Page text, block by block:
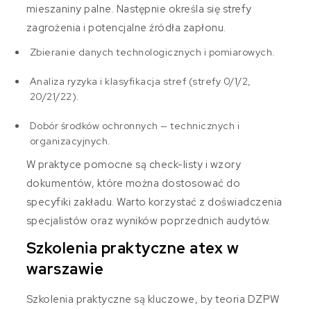
mieszaniny palne. Następnie określa się strefy
zagrożenia i potencjalne źródła zapłonu.
Zbieranie danych technologicznych i pomiarowych.
Analiza ryzyka i klasyfikacja stref (strefy 0/1/2,
20/21/22).
Dobór środków ochronnych — technicznych i
organizacyjnych.
W praktyce pomocne są check-listy i wzory
dokumentów, które można dostosować do
specyfiki zakładu. Warto korzystać z doświadczenia
specjalistów oraz wyników poprzednich audytów.
Szkolenia praktyczne atex w
warszawie
Szkolenia praktyczne są kluczowe, by teoria DZPW